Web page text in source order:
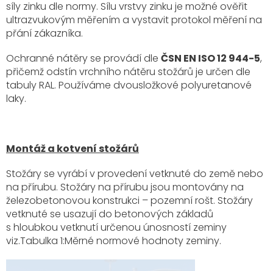
síly zinku dle normy. Sílu vrstvy zinku je možné ověřit
ultrazvukovým měřením a vystavit protokol měření na
přání zákazníka.
Ochranné nátěry se provádí dle ČSN EN ISO 12 944-5,
přičemž odstín vrchního nátěru stožárů je určen dle
tabuly RAL. Používáme dvousložkové polyuretanové
laky.
Montáž a kotvení stožárů
Stožáry se vyrábí v provedení vetknuté do země nebo
na přírubu. Stožáry na přírubu jsou montovány na
železobetonovou konstrukci – pozemní rošt. Stožáry
vetknuté se usazují do betonových základů
s hloubkou vetknutí určenou únosností zeminy
viz.Tabulka 1:Měrné normové hodnoty zeminy.